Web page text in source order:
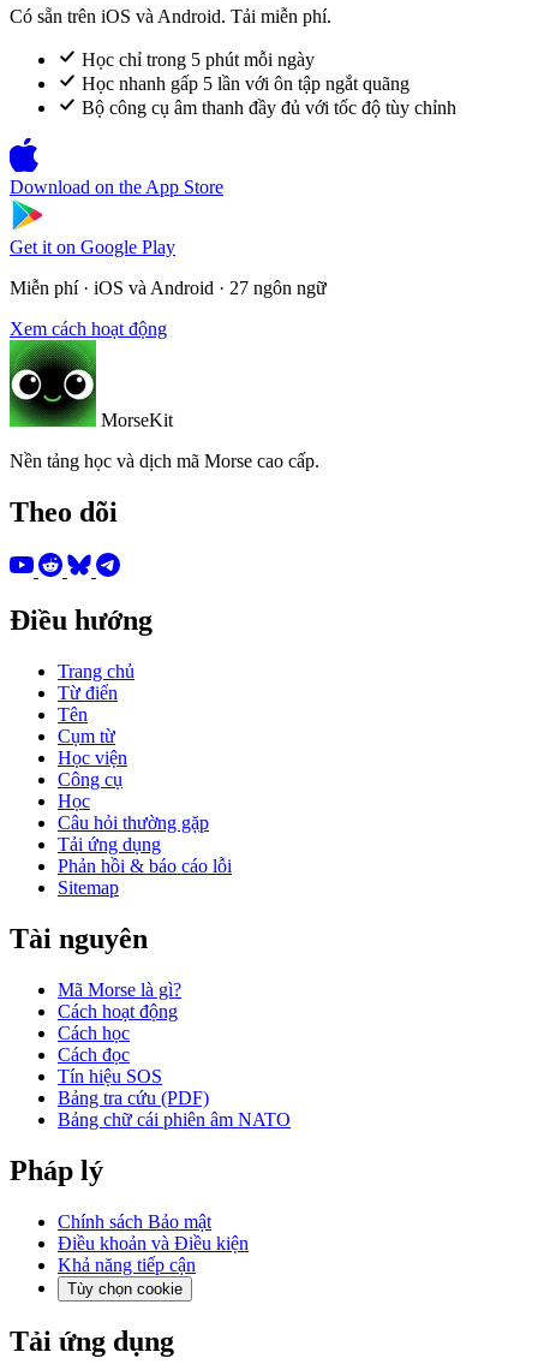
Có sẵn trên iOS và Android. Tải miễn phí.
Học chỉ trong 5 phút mỗi ngày
Học nhanh gấp 5 lần với ôn tập ngắt quãng
Bộ công cụ âm thanh đầy đủ với tốc độ tùy chỉnh
Download on the App Store
Get it on Google Play
Miễn phí · iOS và Android · 27 ngôn ngữ
Xem cách hoạt động
MorseKit
Nền tảng học và dịch mã Morse cao cấp.
Theo dõi
Điều hướng
Trang chủ
Từ điển
Tên
Cụm từ
Học viện
Công cụ
Học
Câu hỏi thường gặp
Tải ứng dụng
Phản hồi & báo cáo lỗi
Sitemap
Tài nguyên
Mã Morse là gì?
Cách hoạt động
Cách học
Cách đọc
Tín hiệu SOS
Bảng tra cứu (PDF)
Bảng chữ cái phiên âm NATO
Pháp lý
Chính sách Bảo mật
Điều khoản và Điều kiện
Khả năng tiếp cận
Tùy chọn cookie
Tải ứng dụng